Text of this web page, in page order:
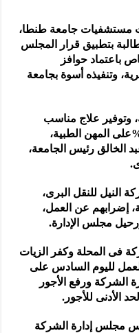
مستشفيات جامعة طنطا،
بتطبيق قرار المجلس
باعتماد حوافز
وتنفيذه أسوة بجامعة
وتوفير علاج مناسب
وذويهم، وتطبيق حافز 40%على المهن الطبية،
الخالق رئيس الجامعة،
النيل للنقل البرى،
إضرابهم عن العمل،
مجلس الإدارة.
فى المحلة وكفر الزيات
لليوم السادس على
الشركة ورفع الأجور
الأدنى للأجور.
مجلس إدارة الشركة